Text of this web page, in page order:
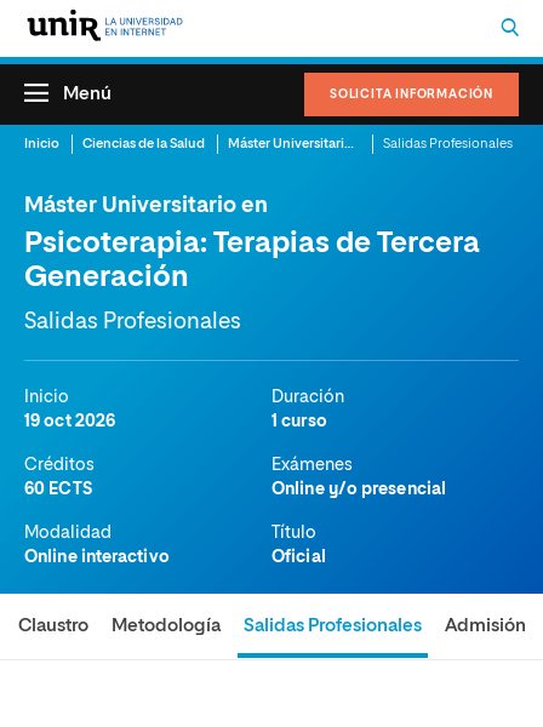
SOLICITA INFORMACIÓN
Menú
Inicio Ciencias de la Salud Máster Universitario en Psicoterapia: Terapias de Tercera Generación Salidas Profesionales
Máster Universitario en
Psicoterapia: Terapias de Tercera
Generación
Salidas Profesionales
Inicio
19 oct 2026
Duración
1 curso
Créditos
60 ECTS
Exámenes
Online y/o presencial
Modalidad
Online interactivo
Título
Oficial
Claustro Metodología Salidas Profesionales Admisión